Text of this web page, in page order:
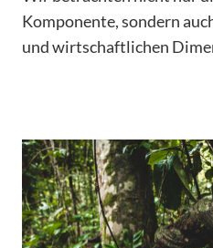
Komponente, sondern
und wirtschaftlichen